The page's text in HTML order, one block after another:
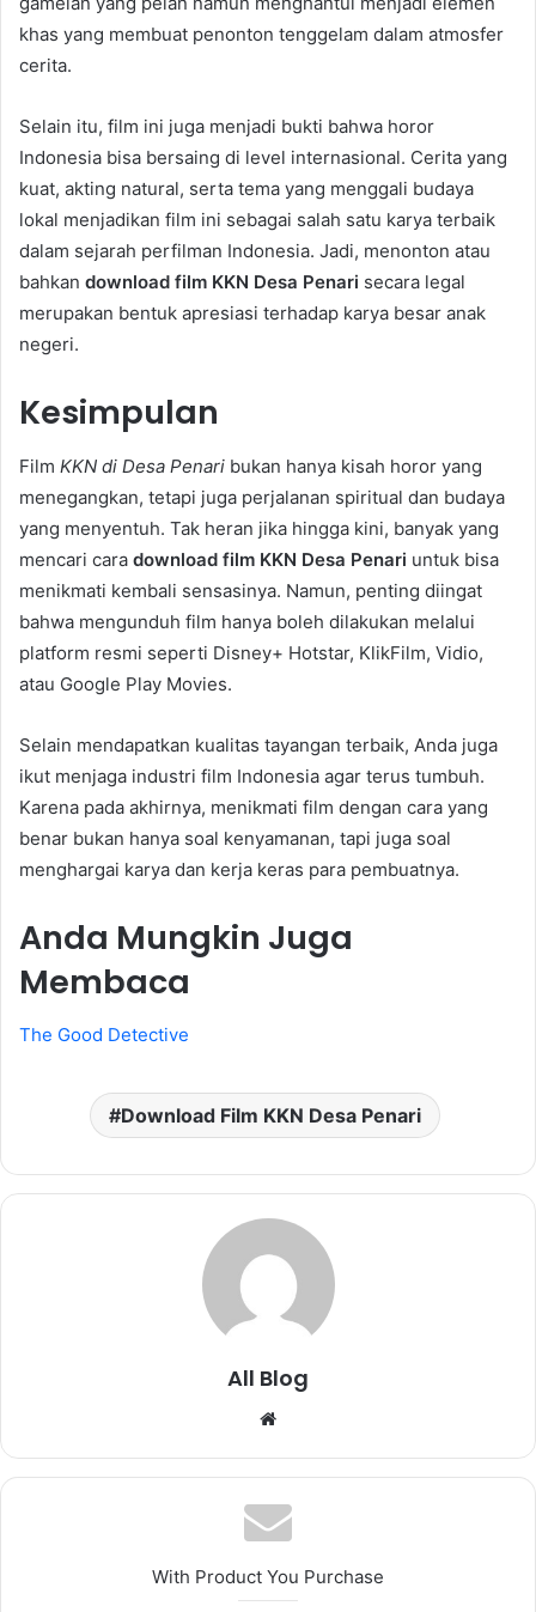
khas yang membuat penonton tenggelam dalam atmosfer
cerita.
Selain itu, film ini juga menjadi bukti bahwa horor
Indonesia bisa bersaing di level internasional. Cerita yang
kuat, akting natural, serta tema yang menggali budaya
lokal menjadikan film ini sebagai salah satu karya terbaik
dalam sejarah perfilman Indonesia. Jadi, menonton atau
bahkan download film KKN Desa Penari secara legal
merupakan bentuk apresiasi terhadap karya besar anak
negeri.
Kesimpulan
Film KKN di Desa Penari bukan hanya kisah horor yang
menegangkan, tetapi juga perjalanan spiritual dan budaya
yang menyentuh. Tak heran jika hingga kini, banyak yang
mencari cara download film KKN Desa Penari untuk bisa
menikmati kembali sensasinya. Namun, penting diingat
bahwa mengunduh film hanya boleh dilakukan melalui
platform resmi seperti Disney+ Hotstar, KlikFilm, Vidio,
atau Google Play Movies.
Selain mendapatkan kualitas tayangan terbaik, Anda juga
ikut menjaga industri film Indonesia agar terus tumbuh.
Karena pada akhirnya, menikmati film dengan cara yang
benar bukan hanya soal kenyamanan, tapi juga soal
menghargai karya dan kerja keras para pembuatnya.
Anda Mungkin Juga
Membaca
The Good Detective
Download Film KKN Desa Penari
All Blog
Website
With Product You Purchase